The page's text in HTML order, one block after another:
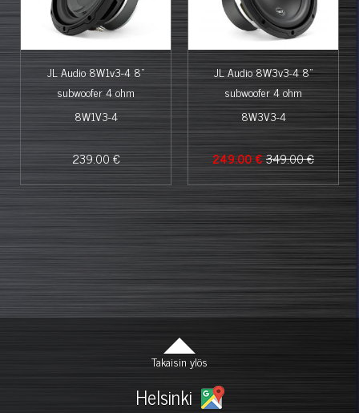
JL Audio 8W1v3-4 8"
subwoofer 4 ohm
8W1V3-4
239.00 €
JL Audio 8W3v3-4 8"
subwoofer 4 ohm
8W3V3-4
249.00 €349.00 €
Takaisin ylös
Helsinki